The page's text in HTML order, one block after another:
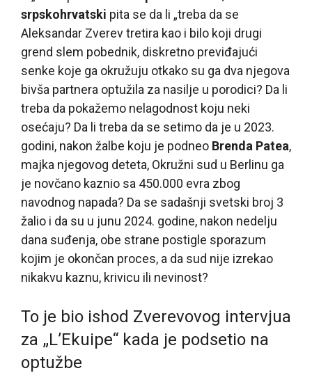
srpskohrvatski pita se da li „treba da se
Aleksandar Zverev tretira kao i bilo koji drugi
grend slem pobednik, diskretno previđajući
senke koje ga okružuju otkako su ga dva njegova
bivša partnera optužila za nasilje u porodici? Da li
treba da pokažemo nelagodnost koju neki
osećaju? Da li treba da se setimo da je u 2023.
godini, nakon žalbe koju je podneo Brenda Patea,
majka njegovog deteta, Okružni sud u Berlinu ga
je novčano kaznio sa 450.000 evra zbog
navodnog napada? Da se sadašnji svetski broj 3
žalio i da su u junu 2024. godine, nakon nedelju
dana suđenja, obe strane postigle sporazum
kojim je okončan proces, a da sud nije izrekao
nikakvu kaznu, krivicu ili nevinost?
To je bio ishod Zverevovog intervjua
za „L’Ekuipe“ kada je podsetio na
optužbe